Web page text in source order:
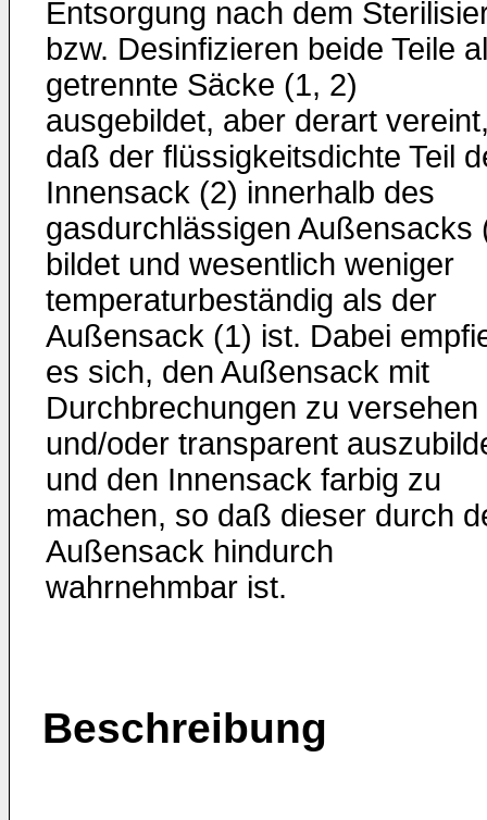
Entsorgung nach dem
bzw. Desinfizieren beide Teile
getrennte Säcke (1, 2)
ausgebildet, aber derart
daß der flüssigkeitsdichte Teil
Innensack (2) innerhalb des
gasdurchlässigen Außensacks
bildet und wesentlich weniger
temperaturbeständig als der
Außensack (1) ist. Dabei
es sich, den Außensack mit
Durchbrechungen zu versehen
und/oder transparent
und den Innensack farbig zu
machen, so daß dieser durch
Außensack hindurch
wahrnehmbar ist.
Beschreibung